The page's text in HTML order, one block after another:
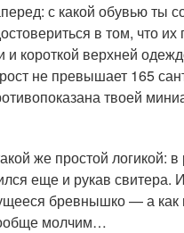
с какой обувью ты
в том, что
и короткой верхней
не превышает 165
твоей
же простой логикой:
еще и рукав свитера.
бревнышко — а как
молчим…